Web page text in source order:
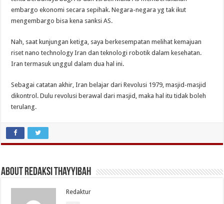
embargo ekonomi secara sepihak. Negara-negara yg tak ikut
mengembargo bisa kena sanksi AS.
Nah, saat kunjungan ketiga, saya berkesempatan melihat kemajuan
riset nano technology Iran dan teknologi robotik dalam kesehatan.
Iran termasuk unggul dalam dua hal ini.
Sebagai catatan akhir, Iran belajar dari Revolusi 1979, masjid-masjid
dikontrol. Dulu revolusi berawal dari masjid, maka hal itu tidak boleh
terulang.
About Redaksi Thayyibah
Redaktur